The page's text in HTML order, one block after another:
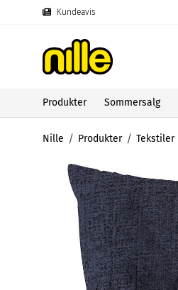
Kundeavis
Produkter Sommersalg
Nille Produkter Tekstiler